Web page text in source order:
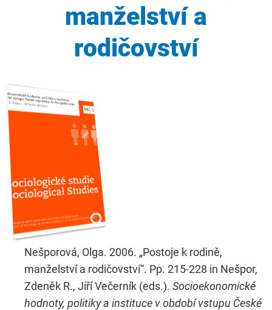
manželství a
rodičovství
Nešporová, Olga. 2006. „Postoje k rodině,
manželství a rodičovství“. Pp. 215-228 in Nešpor,
Zdeněk R., Jiří Večerník (eds.). Socioekonomické
hodnoty, politiky a instituce v období vstupu České